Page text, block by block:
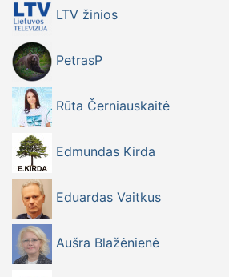
LTV žinios
PetrasP
Rūta Černiauskaitė
Edmundas Kirda
Eduardas Vaitkus
Aušra Blažėnienė